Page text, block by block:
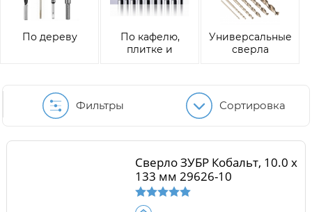
По дереву
По кафелю,
плитке и
Универсальные
сверла
Фильтры Сортировка
Сверло ЗУБР Кобальт, 10.0 х
133 мм 29626-10